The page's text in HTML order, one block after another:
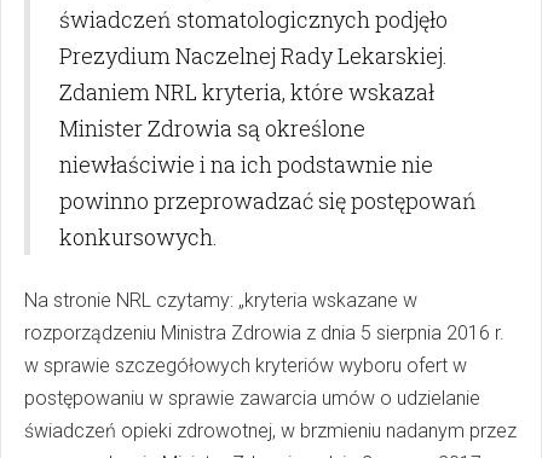
świadczeń stomatologicznych podjęło
Prezydium Naczelnej Rady Lekarskiej.
Zdaniem NRL kryteria, które wskazał
Minister Zdrowia są określone
niewłaściwie i na ich podstawnie nie
powinno przeprowadzać się postępowań
konkursowych.
Na stronie NRL czytamy: „kryteria wskazane w
rozporządzeniu Ministra Zdrowia z dnia 5 sierpnia 2016 r.
w sprawie szczegółowych kryteriów wyboru ofert w
postępowaniu w sprawie zawarcia umów o udzielanie
świadczeń opieki zdrowotnej, w brzmieniu nadanym przez